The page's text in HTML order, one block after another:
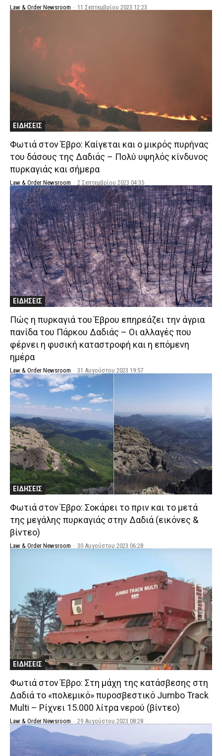
Law & Order Newsroom - 11 Σεπτεμβρίου 2023 12:23
ΕΙΔΗΣΕΙΣ
Φωτιά στον Έβρο: Καίγεται και ο μικρός πυρήνας
του δάσους της Δαδιάς – Πολύ υψηλός κίνδυνος
πυρκαγιάς και σήμερα
Law & Order Newsroom - 2 Σεπτεμβρίου 2023 04:35
ΕΙΔΗΣΕΙΣ
Πώς η πυρκαγιά του Έβρου επηρεάζει την άγρια
πανίδα του Πάρκου Δαδιάς – Οι αλλαγές που
φέρνει η φυσική καταστροφή και η επόμενη
ημέρα
Law & Order Newsroom - 31 Αυγούστου 2023 19:57
ΕΙΔΗΣΕΙΣ
Φωτιά στον Έβρο: Σοκάρει το πριν και το μετά
της μεγάλης πυρκαγιάς στην Δαδιά (εικόνες &
βίντεο)
Law & Order Newsroom - 30 Αυγούστου 2023 06:28
ΕΙΔΗΣΕΙΣ
Φωτιά στον Έβρο: Στη μάχη της κατάσβεσης στη
Δαδιά το «πολεμικό» πυροσβεστικό Jumbo Track
Multi – Ρίχνει 15.000 λίτρα νερού (βίντεο)
Law & Order Newsroom - 29 Αυγούστου 2023 08:28